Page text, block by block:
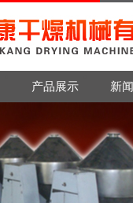
产品展示 新